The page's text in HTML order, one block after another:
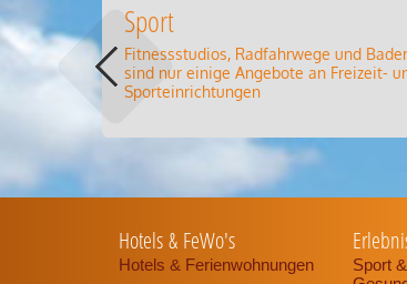
Sport
Fitnessstudios, Radfahrwege und
sind nur einige Angebote an Freizeit-
Sporteinrichtungen
Hotels & FeWo's
Hotels & Ferienwohnungen
Sport